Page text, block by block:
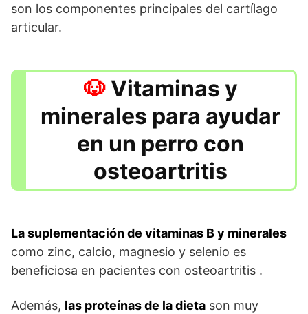
son los componentes principales del cartílago
articular.
Vitaminas y
minerales para ayudar
en un perro con
osteoartritis
La suplementación de vitaminas B y minerales
como zinc, calcio, magnesio y selenio es
beneficiosa en pacientes con osteoartritis .
Además, las proteínas de la dieta son muy